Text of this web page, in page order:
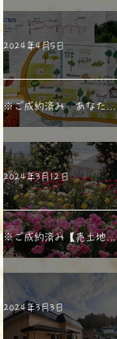
土地】千曲市上徳間★利
便性が第一番で、新築物
件をご検討の方へ★生活
に必要なことは、全て近
隣で済ませて、本当に大
切な事に時間を使える場
※ご成約済み あなたが
必要とする、クリエイテ
ィブな庭がある【庭】と
【蔵】と【休憩スペー
ス】と
2024年4月5日
※ご成約済み【売土地】
一本木公園でリフレッシ
ュ、利便性の良い施設が
多く、過ごしやすい場所
2024年3月12日
2024年3月3日